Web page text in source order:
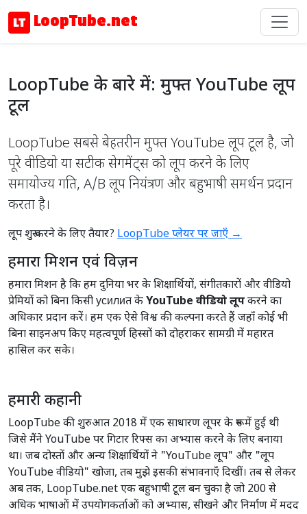
LoopTube.net
LoopTube के बारे में: मुफ्त YouTube लूप
टूल
LoopTube सबसे बेहतरीन मुफ्त YouTube लूप टूल है, जो
पूरे वीडियो या सटीक सेगमेंट्स को लूप करने के लिए
समायोज्य गति, A/B लूप नियंत्रण और बहुभाषी समर्थन प्रदान
करता है।
लूप शुरू करने के लिए तैयार? LoopTube प्लेयर पर जाएँ →
हमारा मिशन एवं विज़न
हमारा मिशन है कि हम दुनिया भर के शिक्षार्थियों, संगीतकारों और वीडियो
प्रेमियों को बिना किसी усилиत के YouTube वीडियो लूपकरने का
अधिकार प्रदान करें। हम एक ऐसे विश्व की कल्पना करते हैं जहाँ कोई भी
बिना साइनअप किए महत्वपूर्ण हिस्सों को दोहराकर सामग्री में महारत
हासिल कर सके।
हमारी कहानी
LoopTube की शुरुआत 2018 में एक साधारण लूपर के रूप में हुई थी
जिसे मैंने YouTube पर गिटार रिफ्स का अभ्यास करने के लिए बनाया
था। जब दोस्तों और अन्य शिक्षार्थियों ने "YouTube लूप" और "लूप
YouTube वीडियो" खोजा, तब मुझे इसकी संभावनाएँ दिखीं। तब से लेकर
अब तक, LoopTube.net एक बहुभाषी टूल बन चुका है जो 200 से
अधिक भाषाओं में उपयोगकर्ताओं को अभ्यास, सीखने और निर्माण में मदद